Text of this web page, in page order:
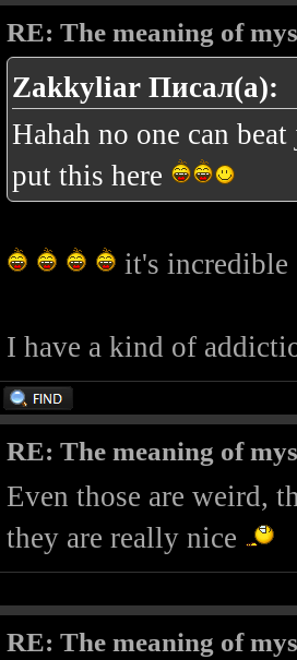
RE: The meaning of
Zakkyliar Писал(а):
Hahah no one can
put this here
it's incredible
I have a kind of
RE: The meaning of
Even those are weird,
they are really nice
RE: The meaning of